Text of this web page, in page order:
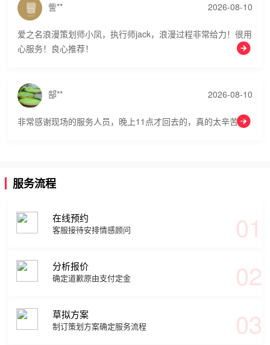
訾** 2026-08-10
爱之名浪漫策划师小凤，执行师jack，浪漫过程非常给力！很用
心服务！良心推荐！
郜** 2026-08-10
非常感谢现场的服务人员，晚上11点才回去的，真的太辛苦了
服务流程
在线预约
客服接待安排情感顾问 01
分析报价
确定道歉原由支付定金 02
草拟方案
制订策划方案确定服务流程 03